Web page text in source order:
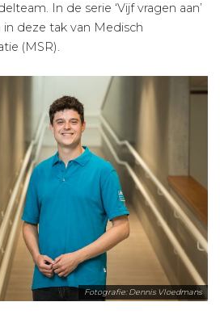
In de serie ‘Vijf vragen aan’
deze tak van Medisch
(MSR).
Fotografie: Dennis Vloedmans